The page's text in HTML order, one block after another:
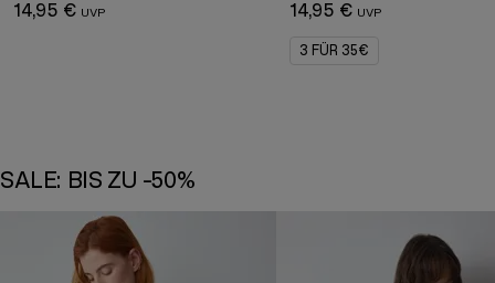
14,95 €
14,95 €
3 FÜR 35€
SALE: BIS ZU -50%